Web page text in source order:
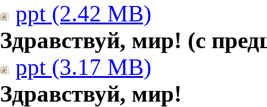
ppt (2.42 MB)
Здравствуй, мир! (с
ppt (3.17 MB)
Здравствуй, мир!